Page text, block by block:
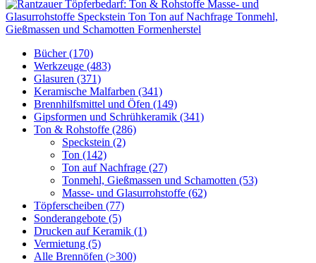
Bücher(170)
Werkzeuge (483)
Glasuren (371)
Keramische Malfarben (341)
Brennhilfsmittel und Öfen (149)
Gipsformen und Schrühkeramik (341)
Ton & Rohstoffe (286)
Speckstein (2)
Ton (142)
Ton auf Nachfrage (27)
Tonmehl, Gießmassen und Schamotten (53)
Masse- und Glasurrohstoffe (62)
Töpferscheiben (77)
Sonderangebote (5)
Drucken auf Keramik (1)
Vermietung (5)
Alle Brennöfen (>300)